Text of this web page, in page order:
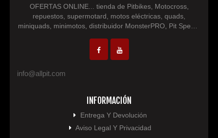
OFERTAS ONLINE... tienda de Pitbikes, Motocross,
repuestos, supermotard, motos eléctricas, quads,
miniquads, minimotos, distribuidor MonsterPRO, Pit Speed,
motocross, repuesto quad, pocketbike...
info@allpit.com
INFORMACIÓN
Entrega Y Devolución
Aviso Legal Y Privacidad